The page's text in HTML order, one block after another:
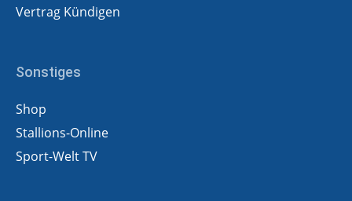
Vertrag Kündigen
Sonstiges
Shop
Stallions-Online
Sport-Welt TV